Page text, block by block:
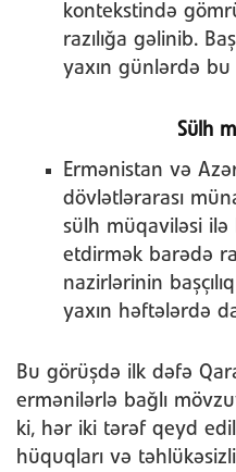
kontekstində
razılığa gəlinib.
yaxın günlərdə
Sülh
Ermənistan və
dövlətlərarası
sülh müqaviləsi ilə
etdirmək barədə
nazirlərinin
yaxın həftələrdə
Bu görüşdə ilk dəfə
ermənilərlə bağlı
ki, hər iki tərəf qeyd
hüquqları və